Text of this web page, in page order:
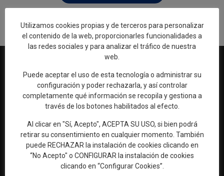
Web oficial de Turismo del Excmo. Ayuntamiento de Talavera de
Ronda del Cañillo, s/n
45600 Talavera de la Reina (Toledo)
oficinaturismo@talavera.org
Utilizamos cookies propias y de terceros para personalizar
el contenido de la web, proporcionarles funcionalidades a
las redes sociales y para analizar el tráfico de nuestra
web.
Puede aceptar el uso de esta tecnología o administrar su
configuración y poder rechazarla, y así controlar
completamente qué información se recopila y gestiona a
través de los botones habilitados al efecto.
Al clicar en "Sí, Acepto", ACEPTA SU USO, si bien podrá
retirar su consentimiento en cualquier momento. También
puede RECHAZAR la instalación de cookies clicando en
“No Acepto" o CONFIGURAR la instalación de cookies
clicando en “Configurar Cookies”.